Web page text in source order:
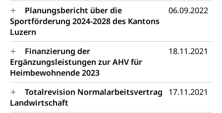
Planungsbericht über die
Sportförderung 2024-2028 des Kantons
Luzern
06.09.2022
Finanzierung der
Ergänzungsleistungen zur AHV für
Heimbewohnende 2023
18.11.2021
Totalrevision Normalarbeitsvertrag
Landwirtschaft
17.11.2021
Verkehrsverbund Luzern VVL
Schifffahrt
Schiffsverkehr, Binnenschifffahrt, Seeschifffahrt,
Flussschifffahrt
Schifffahrt (Strassenverkehrsamt)
Strasse
Autoverkehr, Lastwagenverkehr, Schwerverkehr,
leistungsabhängige Schwerverkehrsabgabe,
Langsamverkehr, Transportmittel, Auto, Motorrad,
Individualverkehr